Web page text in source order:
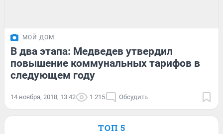
МОЙ ДОМ
В два этапа: Медведев утвердил
повышение коммунальных тарифов в
следующем году
14 ноября, 2018, 13:42 1 215 Обсудить
ТОП 5